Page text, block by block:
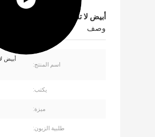
أبيض لا تسرب 43/410 الصحافة نوع مضخة رغوة للحمام
وصف
اسم المنتج:
يكتب:
ميزة:
طلبية الزبون: